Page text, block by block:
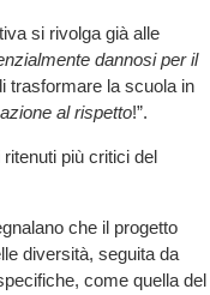
si rivolga già alle
dannosi per il
trasformare la scuola in
al rispetto!”.
più critici del
che il progetto
diversità, seguita da
come quella del